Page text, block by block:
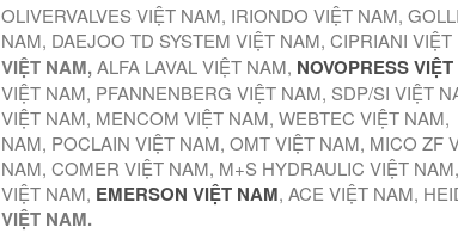
OLIVERVALVES VIỆT NAM, IRIONDO VIỆT NAM,
NAM, DAEJOO TD SYSTEM VIỆT NAM, CIPRIANI
VIỆT NAM,ALFA LAVAL VIỆT NAM, NOVOPRESS
VIỆT NAM, PFANNENBERG VIỆT NAM, SDP/SI VIỆT
VIỆT NAM, MENCOM VIỆT NAM, WEBTEC VIỆT
NAM, POCLAIN VIỆT NAM, OMT VIỆT NAM, MICO ZF
NAM, COMER VIỆT NAM, M+S HYDRAULIC VIỆT
VIỆT NAM, EMERSON VIỆT NAM, ACE VIỆT NAM,
VIỆT NAM.